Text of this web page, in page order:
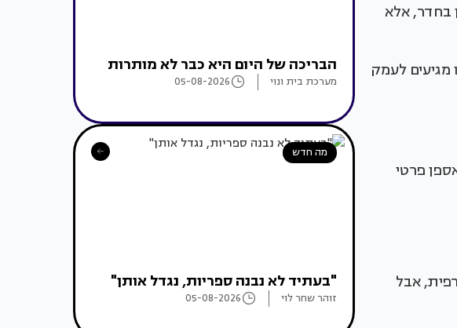
בחדר, אלא
לעמק
פרטי
אבל
הבריכה של היום היא כבר לא מותרות
מערכת בית ונוי 05-08-2026
מה חדש
"בעתיד לא נבנה ספריות, נגדל אותן"
זוהר שחר לוי 05-08-2026